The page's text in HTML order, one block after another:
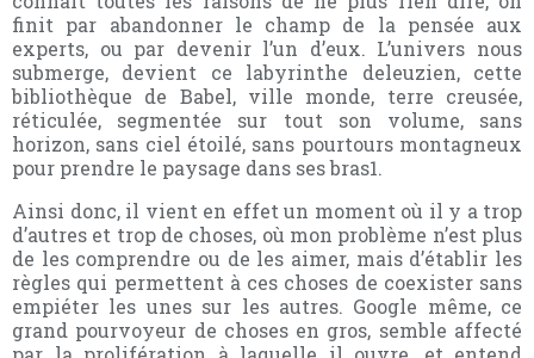
finit par abandonner le champ de la pensée aux
experts, ou par devenir l’un d’eux. L’univers nous
submerge, devient ce labyrinthe deleuzien, cette
bibliothèque de Babel, ville monde, terre creusée,
réticulée, segmentée sur tout son volume, sans
horizon, sans ciel étoilé, sans pourtours montagneux
pour prendre le paysage dans ses bras1.
Ainsi donc, il vient en effet un moment où il y a trop
d’autres et trop de choses, où mon problème n’est plus
de les comprendre ou de les aimer, mais d’établir les
règles qui permettent à ces choses de coexister sans
empiéter les unes sur les autres. Google même, ce
grand pourvoyeur de choses en gros, semble affecté